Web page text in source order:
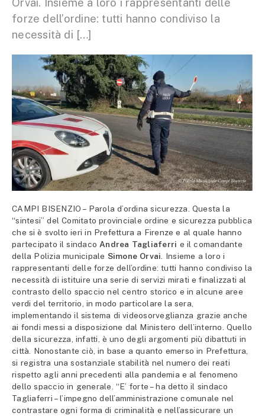
Orvai. Insieme a loro i rappresentanti delle
forze dell’ordine: tutti hanno condiviso la
necessità di […]
CAMPI BISENZIO – Parola d’ordina sicurezza. Questa la
“sintesi” del Comitato provinciale ordine e sicurezza pubblica
che si è svolto ieri in Prefettura a Firenze e al quale hanno
partecipato il sindaco Andrea Tagliaferri e il comandante
della Polizia municipale Simone Orvai . Insieme a loro i
rappresentanti delle forze dell’ordine: tutti hanno condiviso la
necessità di istituire una serie di servizi mirati e finalizzati al
contrasto dello spaccio nel centro storico e in alcune aree
verdi del territorio, in modo particolare la sera,
implementando il sistema di videosorveglianza grazie anche
ai fondi messi a disposizione dal Ministero dell’interno. Quello
della sicurezza, infatti, è uno degli argomenti più dibattuti in
città. Nonostante ciò, in base a quanto emerso in Prefettura,
si registra una sostanziale stabilità nel numero dei reati
rispetto agli anni precedenti alla pandemia e al fenomeno
dello spaccio in generale. “E’ forte – ha detto il sindaco
Tagliaferri – l’impegno dell’amministrazione comunale nel
contrastare ogni forma di criminalità e nell’assicurare un